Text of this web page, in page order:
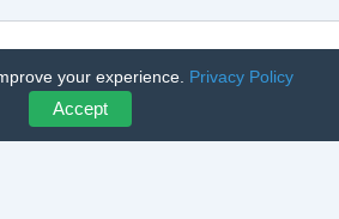
byAstra WordPress Theme
your experience. Privacy Policy
Accept